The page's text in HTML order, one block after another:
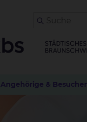
Angehörige & Besucher